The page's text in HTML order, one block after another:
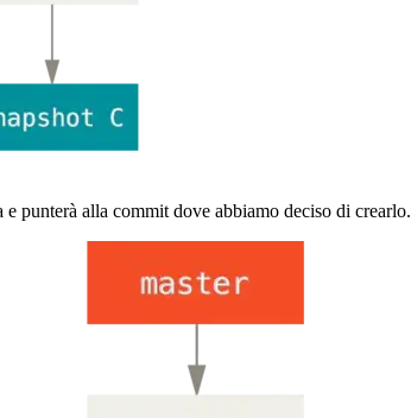
punterà alla commit dove abbiamo deciso di crearlo.